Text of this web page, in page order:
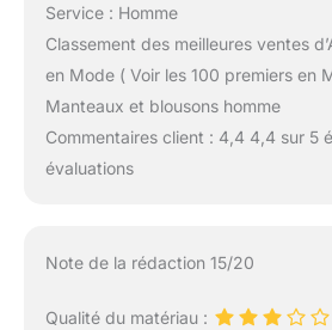
Service : Homme
Classement des meilleures ventes
en Mode ( Voir les 100 premiers en
Manteaux et blousons homme
Commentaires client : 4,4 4,4 sur 5
évaluations
Note de la rédaction 15/20
Qualité du matériau :